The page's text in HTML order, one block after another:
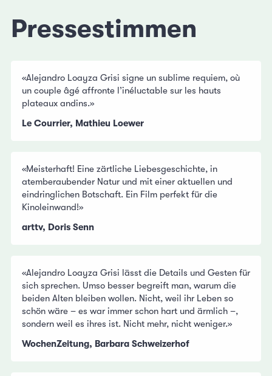
Pressestimmen
«Alejandro Loayza Grisi signe un sublime requiem, où
un couple âgé affronte l’inéluctable sur les hauts
plateaux andins.»
Le Courrier, Mathieu Loewer
«Meisterhaft! Eine zärtliche Liebesgeschichte, in
atemberaubender Natur und mit einer aktuellen und
eindringlichen Botschaft. Ein Film perfekt für die
Kinoleinwand!»
arttv, Doris Senn
«Alejandro Loayza Grisi lässt die Details und Gesten für
sich sprechen. Umso besser begreift man, warum die
beiden Alten bleiben wollen. Nicht, weil ihr Leben so
schön wäre – es war immer schon hart und ärmlich –,
sondern weil es ihres ist. Nicht mehr, nicht weniger.»
WochenZeitung, Barbara Schweizerhof